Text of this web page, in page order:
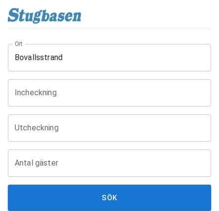
Ort
Incheckning
Utcheckning
Antal gäster
SÖK